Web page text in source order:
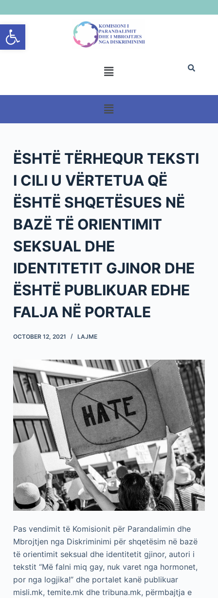
Open toolbark
i
p
t
ËSHTË TËRHEQUR TEKSTI
I CILI U VËRTETUA QË
ËSHTË SHQETËSUES NË
BAZË TË ORIENTIMIT
SEKSUAL DHE
IDENTITETIT GJINOR DHE
ËSHTË PUBLIKUAR EDHE
FALJA NË PORTALE
OCTOBER 12, 2021 LAJME
Pas vendimit të Komisionit për Parandalimin dhe
Mbrojtjen nga Diskriminimi për shqetësim në bazë
të orientimit seksual dhe identitetit gjinor, autori i
tekstit “Më falni miq gay, nuk varet nga hormonet,
por nga logjika!” dhe portalet kanë publikuar
misli.mk, temite.mk dhe tribuna.mk, përmbajtja e